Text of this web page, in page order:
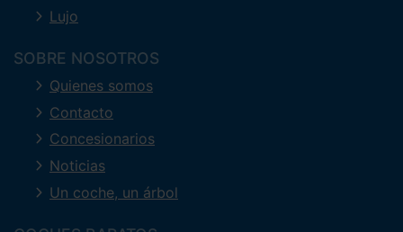
Lujo
SOBRE NOSOTROS
Quienes somos
Contacto
Concesionarios
Noticias
Un coche, un árbol